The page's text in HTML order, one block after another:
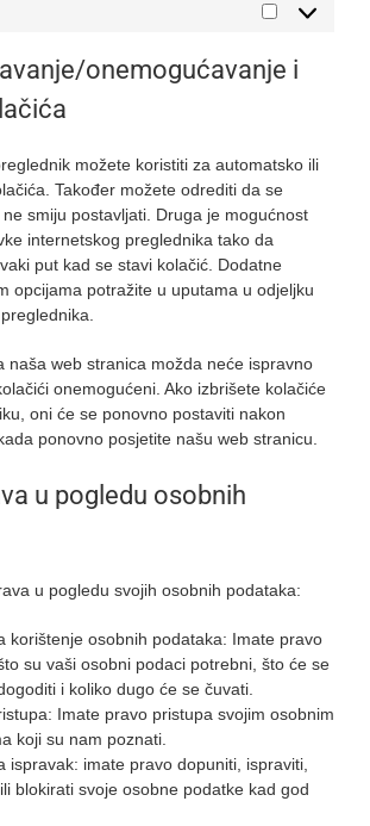
Marketing
onemogućavanje i
možete koristiti za automatsko ili
Također možete odrediti da se
smiju postavljati. Druga je mogućnost
internetskog preglednika tako da
put kad se stavi kolačić. Dodatne
opcijama potražite u uputama u odjeljku
naša web stranica možda neće ispravno
onemogućeni. Ako izbrišete kolačiće
oni će se ponovno postaviti nakon
ponovno posjetite našu web stranicu.
u pogledu osobnih
u pogledu svojih osobnih podataka:
korištenje osobnih podataka: Imate pravo
su vaši osobni podaci potrebni, što će se
i koliko dugo će se čuvati.
Imate pravo pristupa svojim osobnim
koji su nam poznati.
ispravak: imate pravo dopuniti, ispraviti,
blokirati svoje osobne podatke kad god